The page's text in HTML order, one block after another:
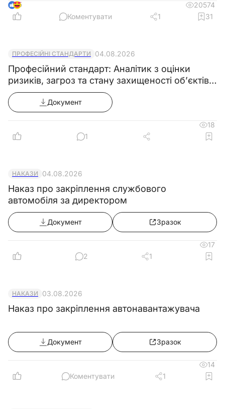
5
20574
Коментувати
1 31
ПРОФЕСІЙНІ СТАНДАРТИ 04.08.2026
Професійний стандарт: Аналітик з оцінки
ризиків, загроз та стану захищеності об’єктів
критичної інфраструктури
Документ
18
1
НАКАЗИ 04.08.2026
Наказ про закріплення службового
автомобіля за директором
Документ Зразок
17
2
1
НАКАЗИ 03.08.2026
Наказ про закріплення автонавантажувача
Документ Зразок
14
Коментувати
1